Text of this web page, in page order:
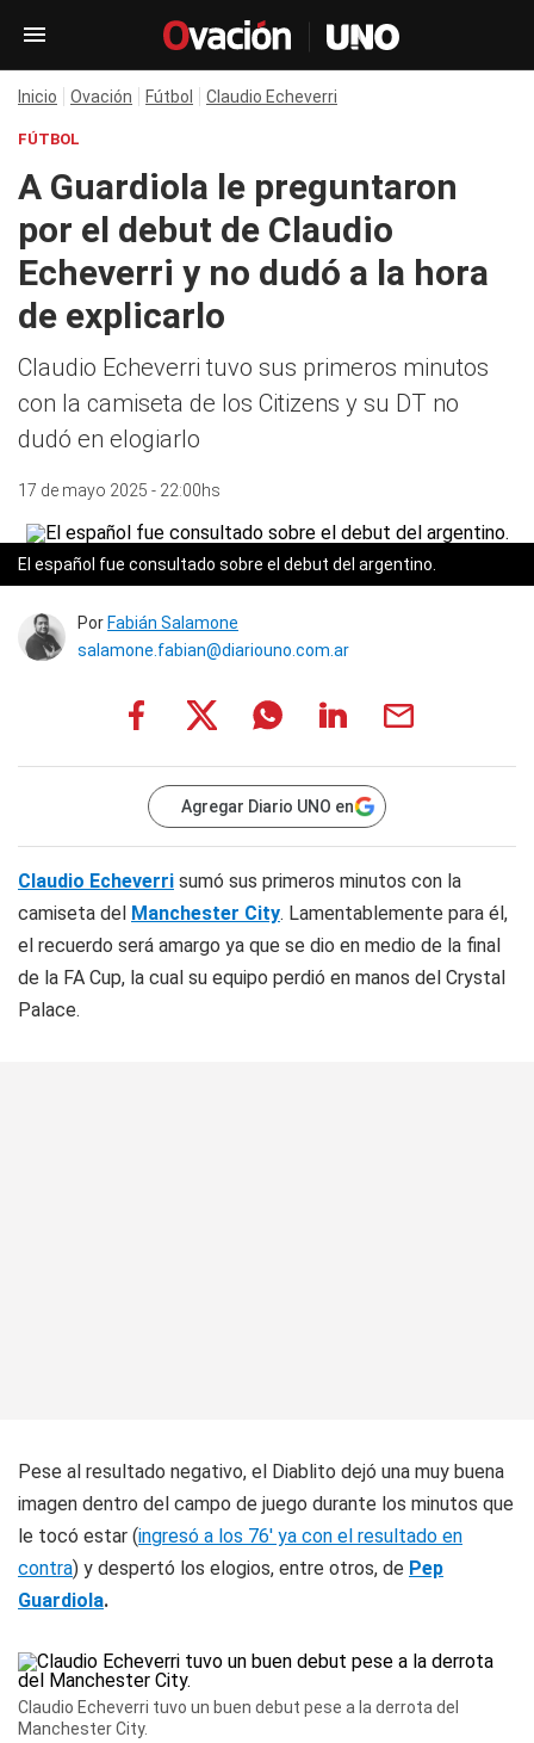
Inicio Ovación Fútbol Claudio Echeverri
FÚTBOL
A Guardiola le preguntaron
por el debut de Claudio
Echeverri y no dudó a la hora
de explicarlo
Claudio Echeverri tuvo sus primeros minutos
con la camiseta de los Citizens y su DT no
dudó en elogiarlo
17 de mayo 2025 - 22:00hs
El español fue consultado sobre el debut del argentino.
Por Fabián Salamone
salamone.fabian@diariouno.com.ar
Agregar Diario UNO en
Claudio Echeverri sumó sus primeros minutos con la
camiseta del Manchester City. Lamentablemente para él,
el recuerdo será amargo ya que se dio en medio de la final
de la FA Cup, la cual su equipo perdió en manos del Crystal
Palace.
Pese al resultado negativo, el Diablito dejó una muy buena
imagen dentro del campo de juego durante los minutos que
le tocó estar (ingresó a los 76' ya con el resultado en
contra) y despertó los elogios, entre otros, de Pep
Guardiola.
Claudio Echeverri tuvo un buen debut pese a la derrota del
Manchester City.